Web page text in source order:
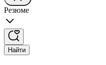
Резюме
Найти